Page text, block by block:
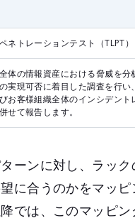
ネトレーションテスト（TLPT）
体の情報資産における脅威を分
実現可否に着目した調査を行い
お客様組織全体のインシデント
せて報告します。
ーンに対し、ラック
に合うのかをマッ
では、このマッピン